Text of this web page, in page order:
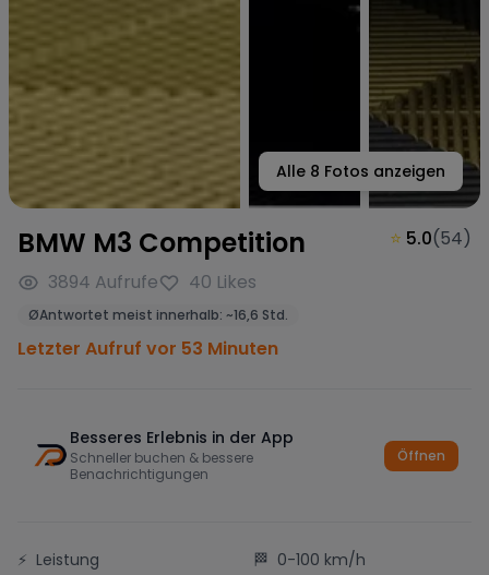
Alle 8 Fotos anzeigen
BMW M3 Competition
3894 Aufrufe 40 Likes
ØAntwortet meist innerhalb: ~16,6 Std.
⭐ 5.0(54)
Letzter Aufruf vor 53 Minuten
Besseres Erlebnis in der App
Schneller buchen & bessere
Benachrichtigungen
Öffnen
⚡ Leistung 🏁 0-100 km/h